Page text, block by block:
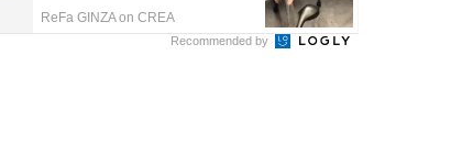
ReFa GINZA on CREA
Recommended by